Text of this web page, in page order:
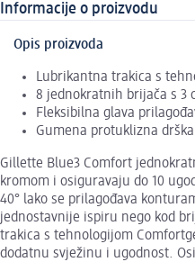
Informacije o proizvodu
Opis proizvoda
Lubrikantna trakica s
8 jednokratnih brijača s 3
Fleksibilna glava
Gumena protuklizna drška
Gillette Blue3 Comfort
kromom i osiguravaju do 10
40° lako se prilagođava
jednostavnije ispiru nego kod
trakica s tehnologijom
dodatnu svježinu i ugodnost.